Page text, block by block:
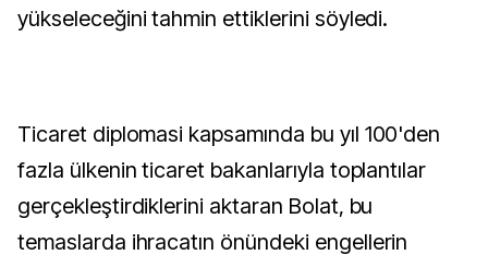
yükseleceğini tahmin ettiklerini söyledi.
Ticaret diplomasi kapsamında bu yıl 100'den
fazla ülkenin ticaret bakanlarıyla toplantılar
gerçekleştirdiklerini aktaran Bolat, bu
temaslarda ihracatın önündeki engellerin